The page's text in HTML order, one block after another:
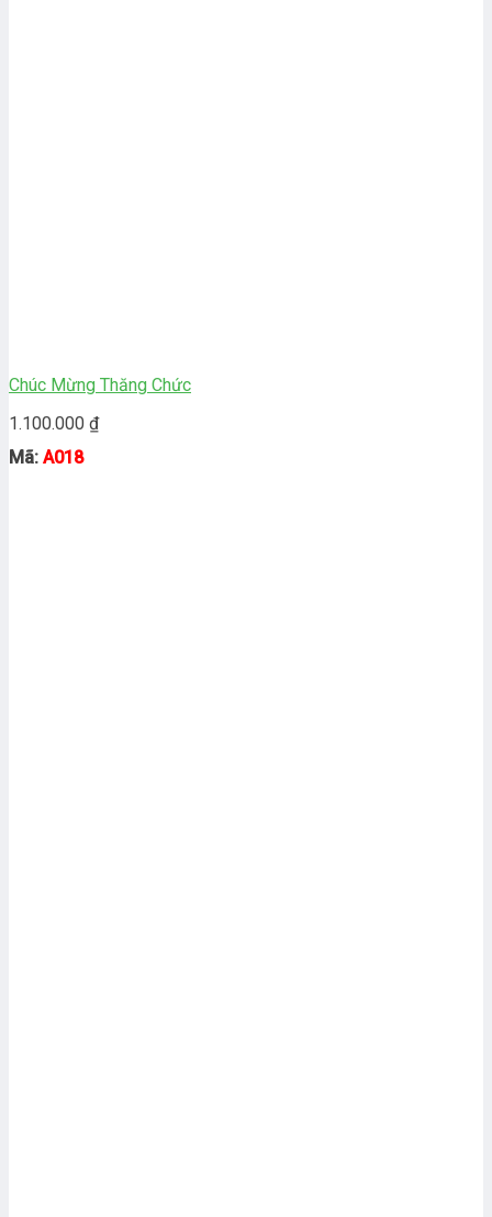
Chúc Mừng Thăng Chức
1.100.000 ₫
Mã: A018